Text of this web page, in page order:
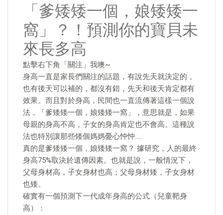
「爹矮矮一個，娘矮矮一
窩」？！預測你的寶貝未
來長多高
點擊右下角「關注」我噢~
身高一直是家長們關注的話題，有說先天就決定的，
也有後天可以補的，都沒有錯，先天和後天肯定都有
效果。而且對於身高，民間也一直流傳著這樣一個說
法，「爹矮矮一個，娘矮矮一窩」，意思就是，如果
母親的身高不高，子女的身高肯定也不會高。這種說
法也特別讓那些矮個媽媽憂心忡忡…..
真的是爹矮矮一個，娘矮矮一窩？ 據研究，人的最終
身高75%取決於遺傳因素。也就是說，一般情況下，
父母身材高，子女身材也高；父母身材矮，子女身材
也矮。
確實有一個預測下一代成年身高的公式（兒童靶身
高）：